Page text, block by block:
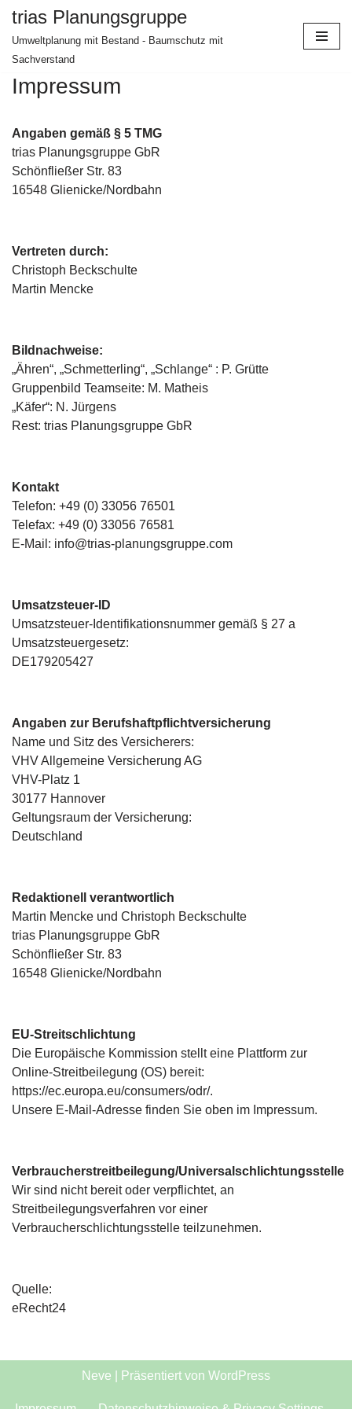
Zum
Inhalt
springen
trias Planungsgruppe
Umweltplanung mit Bestand - Baumschutz mit
Sachverstand
Impressum
Angaben gemäß § 5 TMG
trias Planungsgruppe GbR
Schönfließer Str. 83
16548 Glienicke/Nordbahn
Vertreten durch:
Christoph Beckschulte
Martin Mencke
Bildnachweise:
„Ähren“, „Schmetterling“, „Schlange“ : P. Grütte
Gruppenbild Teamseite: M. Matheis
„Käfer“: N. Jürgens
Rest: trias Planungsgruppe GbR
Kontakt
Telefon: +49 (0) 33056 76501
Telefax: +49 (0) 33056 76581
E-Mail: info@trias-planungsgruppe.com
Umsatzsteuer-ID
Umsatzsteuer-Identifikationsnummer gemäß § 27 a
Umsatzsteuergesetz:
DE179205427
Angaben zur Berufshaftpflichtversicherung
Name und Sitz des Versicherers:
VHV Allgemeine Versicherung AG
VHV-Platz 1
30177 Hannover
Geltungsraum der Versicherung:
Deutschland
Redaktionell verantwortlich
Martin Mencke und Christoph Beckschulte
trias Planungsgruppe GbR
Schönfließer Str. 83
16548 Glienicke/Nordbahn
EU-Streitschlichtung
Die Europäische Kommission stellt eine Plattform zur
Online-Streitbeilegung (OS) bereit:
https://ec.europa.eu/consumers/odr/.
Unsere E-Mail-Adresse finden Sie oben im Impressum.
Verbraucherstreitbeilegung/Universalschlichtungsstelle
Wir sind nicht bereit oder verpflichtet, an
Streitbeilegungsverfahren vor einer
Verbraucherschlichtungsstelle teilzunehmen.
Quelle:
eRecht24
Neve | Präsentiert von WordPress